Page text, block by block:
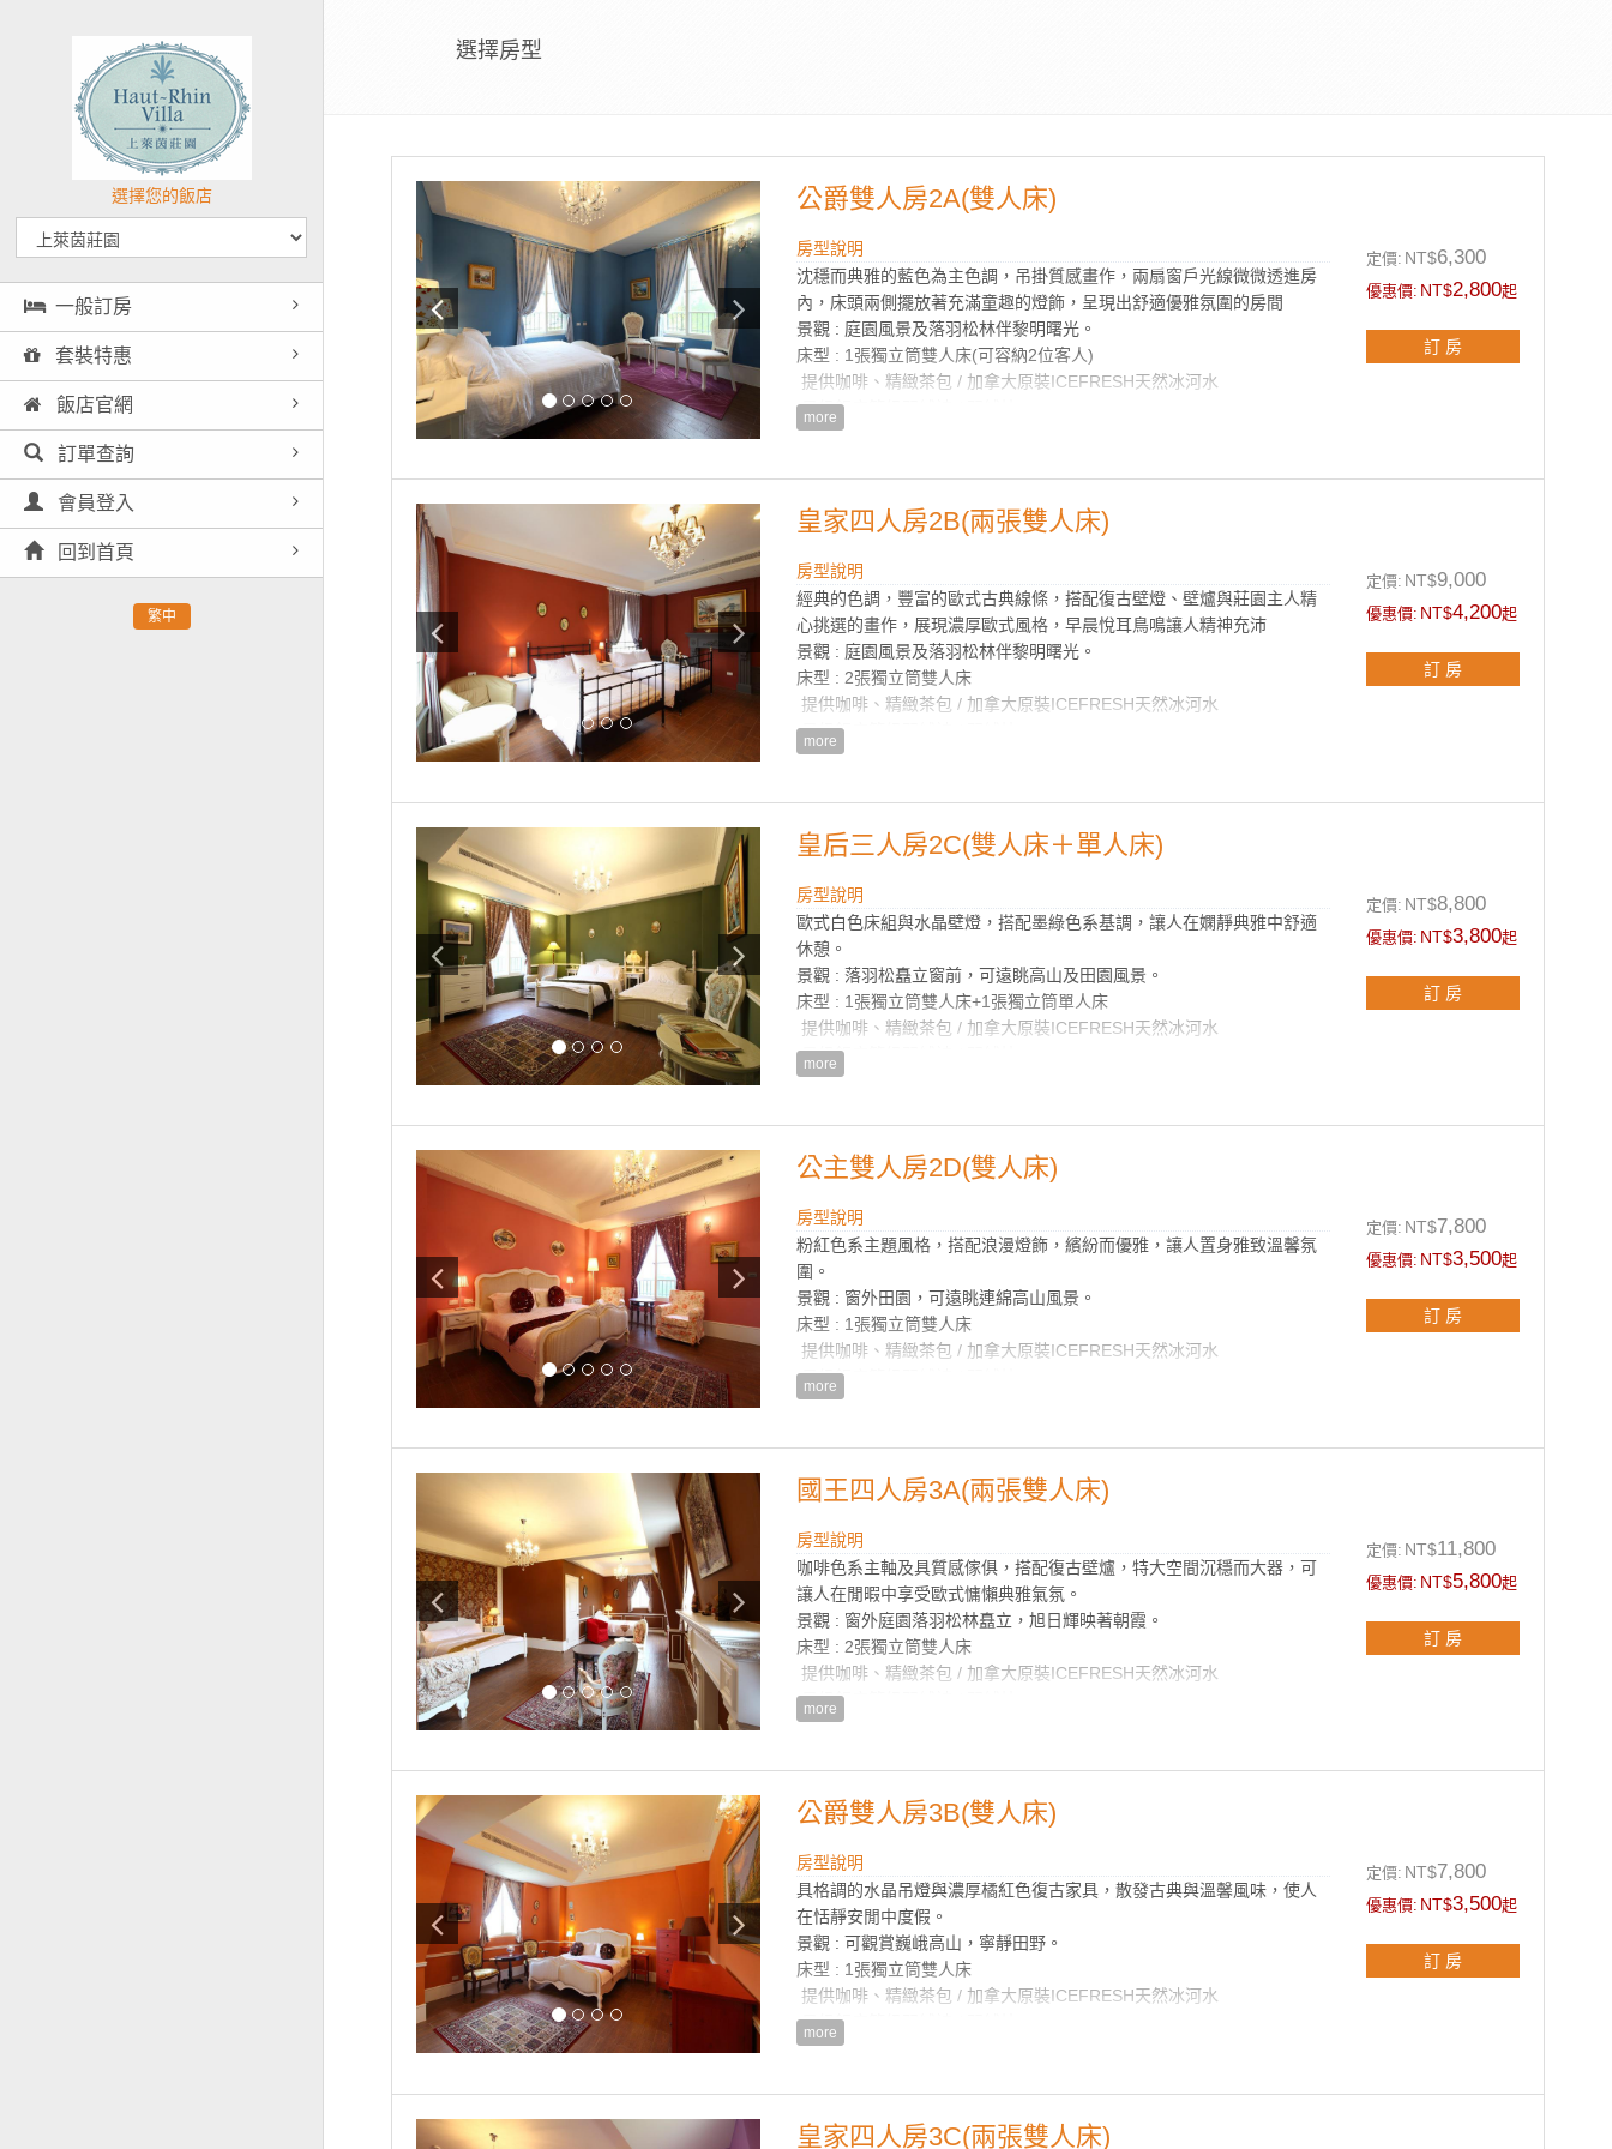
選擇您的飯店
一般訂房
套裝特惠
飯店官網
訂單查詢
會員登入
回到首頁
繁中
選擇房型
公爵雙人房2A(雙人床)
房型說明
沈穩而典雅的藍色為主色調，吊掛質感畫作，兩扇窗戶光線微微透進房
內，床頭兩側擺放著充滿童趣的燈飾，呈現出舒適優雅氛圍的房間
景觀 : 庭園風景及落羽松林伴黎明曙光。
床型 : 1張獨立筒雙人床(可容納2位客人)
提供咖啡、精緻茶包 / 加拿大原裝ICEFRESH天然冰河水
星級飯店等級羽絨被 / 羽絨枕
歐式實木桌椅組/進口高級水晶燈
提供法國皇家歐舒丹(L'OCCITANE)沐浴組
提供大小浴巾、刮鬍刀、牙刷/牙膏、浴帽及香皂
冷氣空調、32吋LG液晶電視 / 無線上網、有線電視節目
房型設備
more
定價: NT$6,300
優惠價: NT$2,800起
訂 房
皇家四人房2B(兩張雙人床)
房型說明
經典的色調，豐富的歐式古典線條，搭配復古壁燈、壁爐與莊園主人精
心挑選的畫作，展現濃厚歐式風格，早晨悅耳鳥鳴讓人精神充沛
景觀 : 庭園風景及落羽松林伴黎明曙光。
床型 : 2張獨立筒雙人床
提供咖啡、精緻茶包 / 加拿大原裝ICEFRESH天然冰河水
星級飯店等級羽絨被 / 羽絨枕
歐式實木桌椅組 / 沙發 / 進口高級水晶燈
TOTO衛浴設備/乾濕分離浴室
提供法國皇家歐舒丹(L'OCCITANE)沐浴組
提供大小浴巾、刮鬍刀、牙刷/牙膏、浴帽及香皂
冷氣空調、42吋LG液晶電視 / 無線上網、有線電視節目
房型設備
more
定價: NT$9,000
優惠價: NT$4,200起
訂 房
皇后三人房2C(雙人床＋單人床)
房型說明
歐式白色床組與水晶壁燈，搭配墨綠色系基調，讓人在嫻靜典雅中舒適
休憩。
景觀 : 落羽松矗立窗前，可遠眺高山及田園風景。
床型 : 1張獨立筒雙人床+1張獨立筒單人床
提供咖啡、精緻茶包 / 加拿大原裝ICEFRESH天然冰河水
星級飯店等級羽絨被 / 羽絨枕
歐式實木桌椅組 / 沙發 / 進口高級水晶燈
TOTO衛浴設備、乾濕分離浴室
提供法國皇家歐舒丹(L'OCCITANE)沐浴組
提供大小浴巾、刮鬍刀、牙刷/牙膏、浴帽及香皂
冷氣空調、42吋LG液晶電視 / 無線上網、有線電視節目
房型設備
more
定價: NT$8,800
優惠價: NT$3,800起
訂 房
公主雙人房2D(雙人床)
房型說明
粉紅色系主題風格，搭配浪漫燈飾，繽紛而優雅，讓人置身雅致溫馨氛
圍。
景觀 : 窗外田園，可遠眺連綿高山風景。
床型 : 1張獨立筒雙人床
提供咖啡、精緻茶包 / 加拿大原裝ICEFRESH天然冰河水
星級飯店等級羽絨被 / 羽絨枕
歐式實木桌椅組 / 沙發 / 進口高級水晶燈
提供法國皇家歐舒丹(L'OCCITANE)沐浴組
提供大小浴巾、刮鬍刀、牙刷/牙膏、浴帽及香皂
冷氣空調、42吋LG液晶電視 / 無線上網、有線電視節目
房型設備
more
定價: NT$7,800
優惠價: NT$3,500起
訂 房
國王四人房3A(兩張雙人床)
房型說明
咖啡色系主軸及具質感傢俱，搭配復古壁爐，特大空間沉穩而大器，可
讓人在閒暇中享受歐式慵懶典雅氣氛。
景觀 : 窗外庭園落羽松林矗立，旭日輝映著朝霞。
床型 : 2張獨立筒雙人床
提供咖啡、精緻茶包 / 加拿大原裝ICEFRESH天然冰河水
星級飯店等級羽絨被 / 羽絨枕
歐式實木桌椅組 / 沙發 / 貴妃椅 / 進口高級水晶燈
提供法國皇家歐舒丹(L'OCCITANE)沐浴組
提供大小浴巾、刮鬍刀、牙刷/牙膏、浴帽及香皂
冷氣空調、42吋LG液晶電視 / 無線上網、有線電視節目
房型設備
more
定價: NT$11,800
優惠價: NT$5,800起
訂 房
公爵雙人房3B(雙人床)
房型說明
具格調的水晶吊燈與濃厚橘紅色復古家具，散發古典與溫馨風味，使人
在恬靜安閒中度假。
景觀 : 可觀賞巍峨高山，寧靜田野。
床型 : 1張獨立筒雙人床
提供咖啡、精緻茶包 / 加拿大原裝ICEFRESH天然冰河水
星級飯店等級羽絨被 / 羽絨枕
歐式實木桌椅組 / 進口高級水晶燈
TOTO衛浴設備、乾濕分離浴室
提供法國皇家歐舒丹(L'OCCITANE)沐浴組
more
定價: NT$7,800
優惠價: NT$3,500起
訂 房
皇家四人房3C(兩張雙人床)